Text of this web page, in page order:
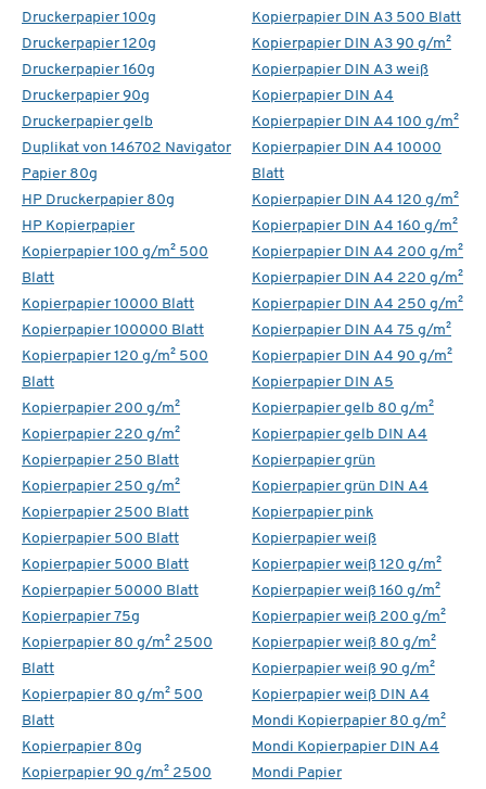
Druckerpapier 100g
Druckerpapier 120g
Druckerpapier 160g
Druckerpapier 90g
Druckerpapier gelb
Duplikat von 146702 Navigator
Papier 80g
HP Druckerpapier 80g
HP Kopierpapier
Kopierpapier 100 g/m² 500
Blatt
Kopierpapier 10000 Blatt
Kopierpapier 100000 Blatt
Kopierpapier 120 g/m² 500
Blatt
Kopierpapier 200 g/m²
Kopierpapier 220 g/m²
Kopierpapier 250 Blatt
Kopierpapier 250 g/m²
Kopierpapier 2500 Blatt
Kopierpapier 500 Blatt
Kopierpapier 5000 Blatt
Kopierpapier 50000 Blatt
Kopierpapier 75g
Kopierpapier 80 g/m² 2500
Blatt
Kopierpapier 80 g/m² 500
Blatt
Kopierpapier 80g
Kopierpapier 90 g/m² 2500
Kopierpapier DIN A3 500 Blatt
Kopierpapier DIN A3 90 g/m²
Kopierpapier DIN A3 weiß
Kopierpapier DIN A4
Kopierpapier DIN A4 100 g/m²
Kopierpapier DIN A4 10000
Blatt
Kopierpapier DIN A4 120 g/m²
Kopierpapier DIN A4 160 g/m²
Kopierpapier DIN A4 200 g/m²
Kopierpapier DIN A4 220 g/m²
Kopierpapier DIN A4 250 g/m²
Kopierpapier DIN A4 75 g/m²
Kopierpapier DIN A4 90 g/m²
Kopierpapier DIN A5
Kopierpapier gelb 80 g/m²
Kopierpapier gelb DIN A4
Kopierpapier grün
Kopierpapier grün DIN A4
Kopierpapier pink
Kopierpapier weiß
Kopierpapier weiß 120 g/m²
Kopierpapier weiß 160 g/m²
Kopierpapier weiß 200 g/m²
Kopierpapier weiß 80 g/m²
Kopierpapier weiß 90 g/m²
Kopierpapier weiß DIN A4
Mondi Kopierpapier 80 g/m²
Mondi Kopierpapier DIN A4
Mondi Papier